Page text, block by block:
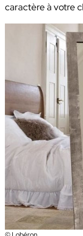
caractère à votre